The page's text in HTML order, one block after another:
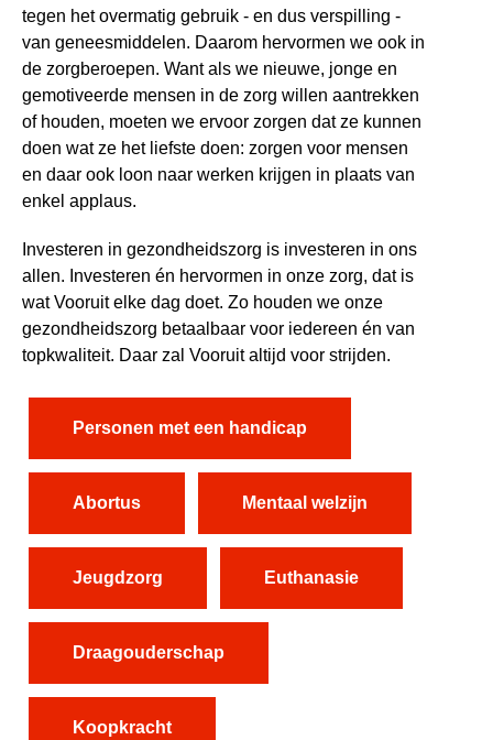
tegen het overmatig gebruik - en dus verspilling -
van geneesmiddelen. Daarom hervormen we ook in
de zorgberoepen. Want als we nieuwe, jonge en
gemotiveerde mensen in de zorg willen aantrekken
of houden, moeten we ervoor zorgen dat ze kunnen
doen wat ze het liefste doen: zorgen voor mensen
en daar ook loon naar werken krijgen in plaats van
enkel applaus.
Investeren in gezondheidszorg is investeren in ons
allen. Investeren én hervormen in onze zorg, dat is
wat Vooruit elke dag doet. Zo houden we onze
gezondheidszorg betaalbaar voor iedereen én van
topkwaliteit. Daar zal Vooruit altijd voor strijden.
Personen met een handicap
Abortus Mentaal welzijn
Jeugdzorg Euthanasie
Draagouderschap
Koopkracht